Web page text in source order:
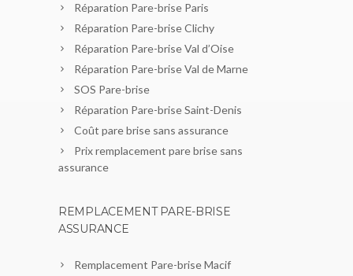
Réparation Pare-brise Paris
Réparation Pare-brise Clichy
Réparation Pare-brise Val d’Oise
Réparation Pare-brise Val de Marne
SOS Pare-brise
Réparation Pare-brise Saint-Denis
Coût pare brise sans assurance
Prix remplacement pare brise sans
assurance
REMPLACEMENT PARE-BRISE
ASSURANCE
Remplacement Pare-brise Macif